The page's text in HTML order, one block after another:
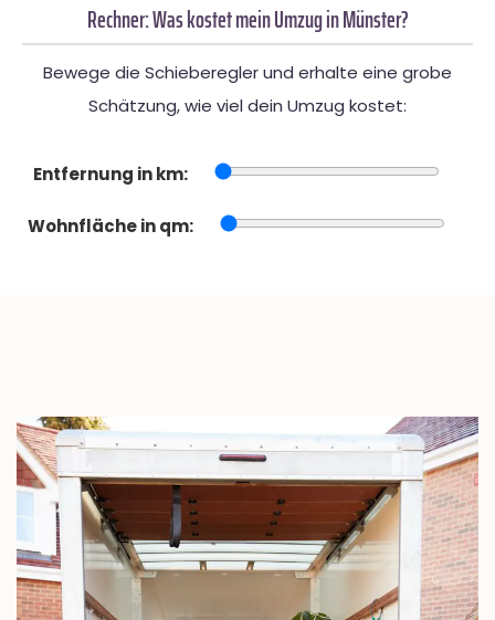
Rechner: Was kostet mein Umzug in Münster?
Bewege die Schieberegler und erhalte eine grobe
Schätzung, wie viel dein Umzug kostet:
Entfernung in km:
Wohnfläche in qm: